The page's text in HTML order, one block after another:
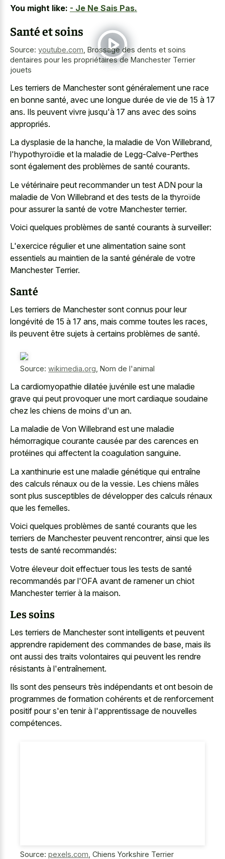
You might like: - Je Ne Sais Pas.
Santé et soins
Source: youtube.com Brossage des dents et soins
dentaires pour les propriétaires de Manchester Terrier
jouets
Les terriers de Manchester sont généralement une race
en bonne santé, avec une longue durée de vie de 15 à 17
ans. Ils peuvent vivre jusqu'à 17 ans avec des soins
appropriés.
La dysplasie de la hanche, la maladie de Von Willebrand,
l'hypothyroïdie et la maladie de Legg-Calve-Perthes
sont également des problèmes de santé courants.
Le vétérinaire peut recommander un test ADN pour la
maladie de Von Willebrand et des tests de la thyroïde
pour assurer la santé de votre Manchester terrier.
Voici quelques problèmes de santé courants à surveiller:
L'exercice régulier et une alimentation saine sont
essentiels au maintien de la santé générale de votre
Manchester Terrier.
Santé
Les terriers de Manchester sont connus pour leur
longévité de 15 à 17 ans, mais comme toutes les races,
ils peuvent être sujets à certains problèmes de santé.
Source: wikimedia.org Nom de l'animal
La cardiomyopathie dilatée juvénile est une maladie
grave qui peut provoquer une mort cardiaque soudaine
chez les chiens de moins d'un an.
La maladie de Von Willebrand est une maladie
hémorragique courante causée par des carences en
protéines qui affectent la coagulation sanguine.
La xanthinurie est une maladie génétique qui entraîne
des calculs rénaux ou de la vessie. Les chiens mâles
sont plus susceptibles de développer des calculs rénaux
que les femelles.
Voici quelques problèmes de santé courants que les
terriers de Manchester peuvent rencontrer, ainsi que les
tests de santé recommandés:
Votre éleveur doit effectuer tous les tests de santé
recommandés par l'OFA avant de ramener un chiot
Manchester terrier à la maison.
Les soins
Les terriers de Manchester sont intelligents et peuvent
apprendre rapidement des commandes de base, mais ils
ont aussi des traits volontaires qui peuvent les rendre
résistants à l'entraînement.
Ils sont des penseurs très indépendants et ont besoin de
programmes de formation cohérents et de renforcement
positif pour s'en tenir à l'apprentissage de nouvelles
compétences.
Source: pexels.com Chiens Yorkshire Terrier